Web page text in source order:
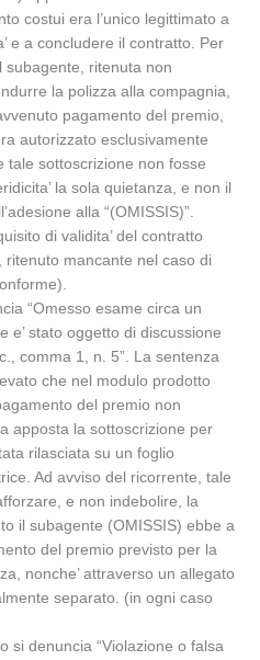
costui era l’unico legittimato a
e a concludere il contratto. Per
subagente, ritenuta non
la polizza alla compagnia,
pagamento del premio,
autorizzato esclusivamente
tale sottoscrizione non fosse
la sola quietanza, e non il
alla “(OMISSIS)”.
di validita’ del contratto
mancante nel caso di
“Omesso esame circa un
e’ stato oggetto di discussione
comma 1, n. 5”. La sentenza
che nel modulo prodotto
del premio non
apposta la sottoscrizione per
rilasciata su un foglio
Ad avviso del ricorrente, tale
e non indebolire, la
il subagente (OMISSIS) ebbe a
del premio previsto per la
nonche’ attraverso un allegato
separato. (in ogni caso
si denuncia “Violazione o falsa